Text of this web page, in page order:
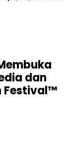
dan
Festival™